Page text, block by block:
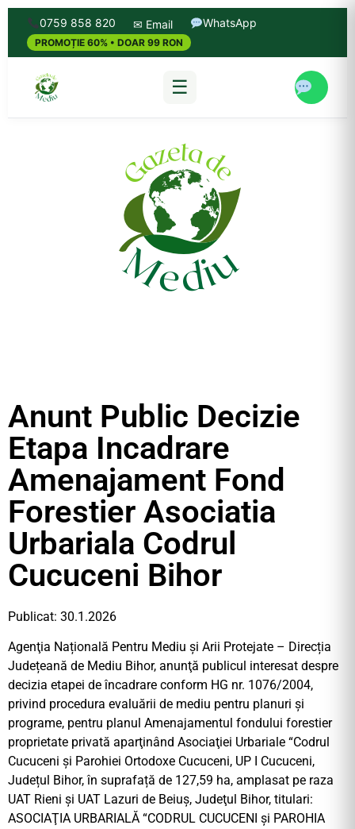
0759 858 820 ✉ Email WhatsApp
PROMOȚIE 60% • DOAR 99 RON
☰
Anunt Public Decizie
Etapa Incadrare
Amenajament Fond
Forestier Asociatia
Urbariala Codrul
Cucuceni Bihor
Publicat: 30.1.2026
Agenţia Națională Pentru Mediu și Arii Protejate – Direcția
Județeană de Mediu Bihor, anunţă publicul interesat despre
decizia etapei de încadrare conform HG nr. 1076/2004,
privind procedura evaluării de mediu pentru planuri şi
programe, pentru planul Amenajamentul fondului forestier
proprietate privată aparţinând Asociaţiei Urbariale “Codrul
Cucuceni și Parohiei Ortodoxe Cucuceni, UP I Cucuceni,
Județul Bihor, în suprafață de 127,59 ha, amplasat pe raza
UAT Rieni și UAT Lazuri de Beiuș, Judeţul Bihor, titulari:
ASOCIAŢIA URBARIALĂ “CODRUL CUCUCENI și PAROHIA